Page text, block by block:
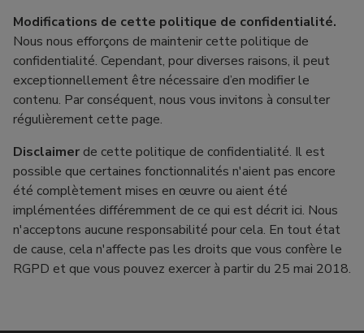
Modifications de cette politique de confidentialité.
Nous nous efforçons de maintenir cette politique de
confidentialité. Cependant, pour diverses raisons, il peut
exceptionnellement être nécessaire d’en modifier le
contenu. Par conséquent, nous vous invitons à consulter
régulièrement cette page.
Disclaimer de cette politique de confidentialité. Il est
possible que certaines fonctionnalités n'aient pas encore
été complètement mises en œuvre ou aient été
implémentées différemment de ce qui est décrit ici. Nous
n'acceptons aucune responsabilité pour cela. En tout état
de cause, cela n'affecte pas les droits que vous confère le
RGPD et que vous pouvez exercer à partir du 25 mai 2018.